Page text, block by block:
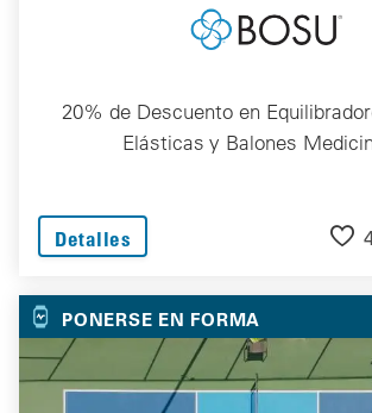
20% de Descuento en
Elásticas y Balones
Detalles
PONERSE EN FORMA